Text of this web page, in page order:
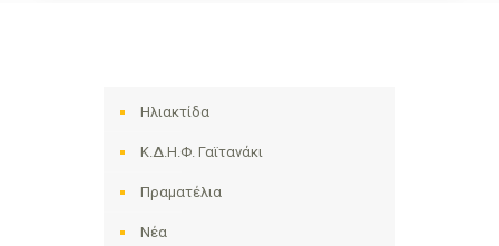
Ηλιακτίδα
Κ.Δ.Η.Φ. Γαϊτανάκι
Πραματέλια
Νέα